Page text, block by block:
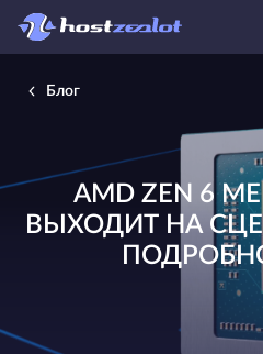
Блог
AMD ZEN 6
ВЫХОДИТ НА